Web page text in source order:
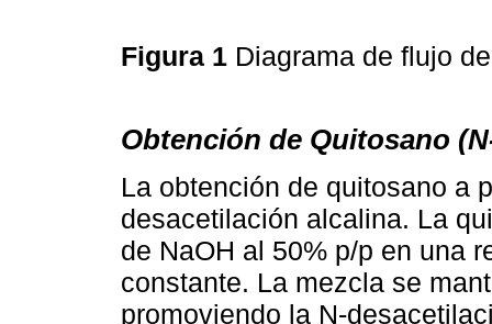
Figura 1 Diagrama de flujo
Obtención de Quitosano
La obtención de quitosano a
desacetilación alcalina. La
de NaOH al 50% p/p en una
constante. La mezcla se
promoviendo la N-